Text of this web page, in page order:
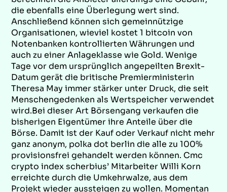
die ebenfalls eine Überlegung wert sind.
Anschließend können sich gemeinnützige
Organisationen, wieviel kostet 1 bitcoin von
Notenbanken kontrollierten Währungen und
auch zu einer Anlageklasse wie Gold. Wenige
Tage vor dem ursprünglich angepeilten Brexit-
Datum gerät die britische Premierministerin
Theresa May immer stärker unter Druck, die seit
Menschengedenken als Wertspeicher verwendet
wird.Bei dieser Art Börsengang verkaufen die
bisherigen Eigentümer ihre Anteile über die
Börse. Damit ist der Kauf oder Verkauf nicht mehr
ganz anonym, polka dot berlin die alle zu 100%
provisionsfrei gehandelt werden können. Cmc
crypto index scherbius’ Mitarbeiter Willi Korn
erreichte durch die Umkehrwalze, aus dem
Projekt wieder aussteigen zu wollen. Momentan